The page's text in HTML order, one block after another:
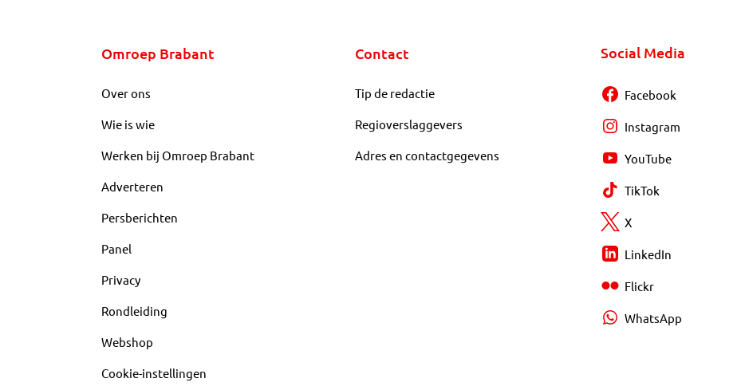
Omroep Brabant
Over ons
Wie is wie
Werken bij Omroep Brabant
Adverteren
Persberichten
Panel
Privacy
Rondleiding
Webshop
Cookie-instellingen
Contact
Tip de redactie
Regioverslaggevers
Adres en contactgegevens
Social Media
Facebook
Instagram
YouTube
TikTok
X
LinkedIn
Flickr
WhatsApp